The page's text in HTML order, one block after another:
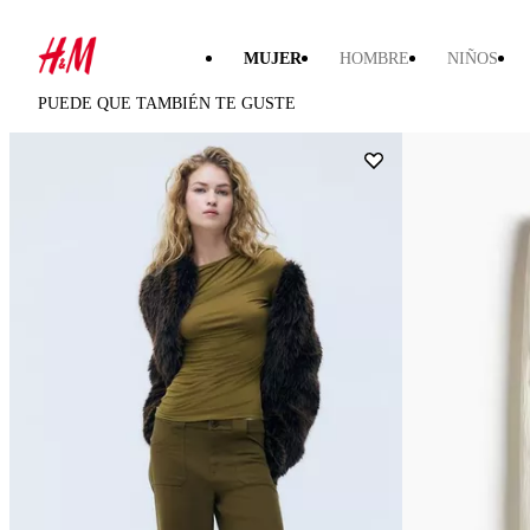
MUJER HOMBRE NIÑOS
PUEDE QUE TAMBIÉN TE GUSTE